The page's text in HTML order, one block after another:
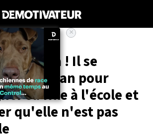
papa ! Il se
Superman pour
sa fille à l'école et
qu'elle n'est pas
×